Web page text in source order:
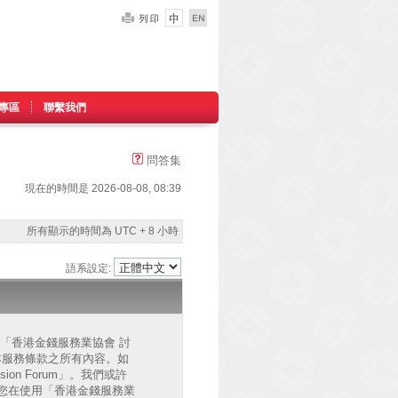
區 聯繫我們
問答集
現在的時間是 2026-08-08, 08:39
所有顯示的時間為 UTC + 8 小時
語系設定:
香港金錢服務業協會 討
務條款之所有內容。如
Forum」。我們或許
在使用「香港金錢服務業